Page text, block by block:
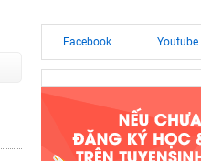
Facebook Youtube